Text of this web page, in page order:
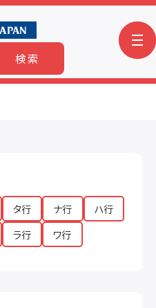
検索
タ行 ナ行
ハ行
ラ行 ワ行